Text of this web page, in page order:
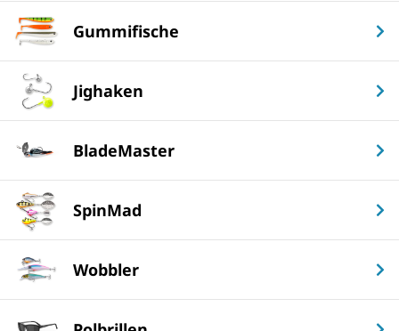
Gummifische
Jighaken
BladeMaster
SpinMad
Wobbler